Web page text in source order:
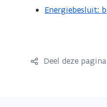
Energiebesluit:
Deel deze pagina